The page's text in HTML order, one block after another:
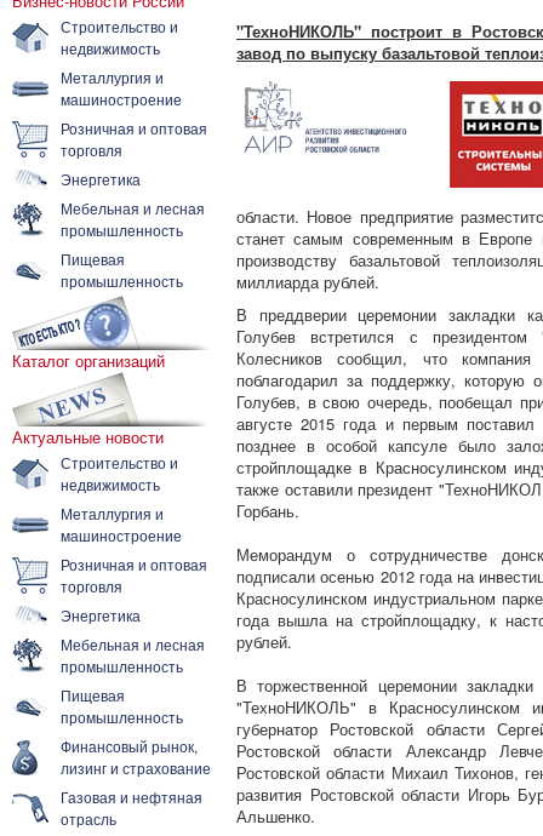
Строительство и
недвижимость
Металлургия и
машиностроение
Розничная и оптовая
торговля
Энергетика
Мебельная и лесная
промышленность
Пищевая
промышленность
Каталог организаций
Актуальные новости
Строительство и
недвижимость
Металлургия и
машиностроение
Розничная и оптовая
торговля
Энергетика
Мебельная и лесная
промышленность
Пищевая
промышленность
Финансовый рынок,
лизинг и страхование
Газовая и нефтяная
отрасль
"ТехноНИКОЛЬ" построит в
завод по выпуску базальтовой
области. Новое предприятие
станет самым современным в
производству базальтовой
миллиарда рублей.
В преддверии церемонии закладки
Голубев встретился с
Колесников сообщил, что
поблагодарил за поддержку, которую
Голубев, в свою очередь, пообещал
августе 2015 года и первым
позднее в особой капсуле было
стройплощадке в Красносулинском
также оставили президент
Горбань.
Меморандум о сотрудничестве
подписали осенью 2012 года на
Красносулинском индустриальном
года вышла на стройплощадку, к
рублей.
В торжественной церемонии
"ТехноНИКОЛЬ" в Красносулинском
губернатор Ростовской области
Ростовской области Александр
Ростовской области Михаил Тихонов,
развития Ростовской области Игорь
Альшенко.